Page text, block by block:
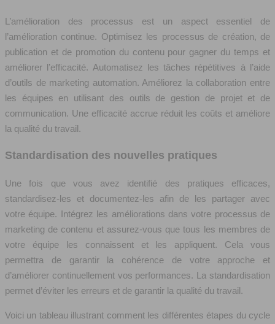
L’amélioration des processus est un aspect essentiel de
l’amélioration continue. Optimisez les processus de création, de
publication et de promotion du contenu pour gagner du temps et
améliorer l’efficacité. Automatisez les tâches répétitives à l’aide
d’outils de marketing automation. Améliorez la collaboration entre
les équipes en utilisant des outils de gestion de projet et de
communication. Une efficacité accrue réduit les coûts et améliore
la qualité du travail.
Standardisation des nouvelles pratiques
Une fois que vous avez identifié des pratiques efficaces,
standardisez-les et documentez-les afin de les partager avec
votre équipe. Intégrez les améliorations dans votre processus de
marketing de contenu et assurez-vous que tous les membres de
votre équipe les connaissent et les appliquent. Cela vous
permettra de garantir la cohérence de votre approche et
d’améliorer continuellement vos performances. La standardisation
permet d’éviter les erreurs et de garantir la qualité du travail.
Voici un tableau illustrant comment les différentes étapes du cycle